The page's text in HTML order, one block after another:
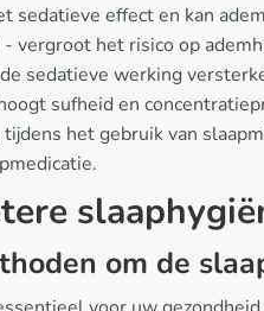
sedatieve effect en kan
vergroot het risico op
sedatieve werking
sufheid en
het gebruik van
om de